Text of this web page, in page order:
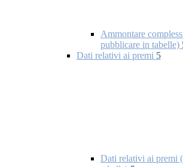
Ammontare
pubblicare in tabelle)
Dati relativi ai premi 5
Dati relativi ai premi